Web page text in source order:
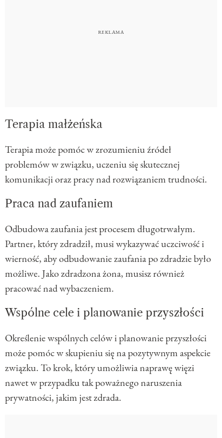
Terapia małżeńska
Terapia może pomóc w zrozumieniu źródeł
problemów w związku, uczeniu się skutecznej
komunikacji oraz pracy nad rozwiązaniem trudności.
Praca nad zaufaniem
Odbudowa zaufania jest procesem długotrwałym.
Partner, który zdradził, musi wykazywać uczciwość i
wierność, aby odbudowanie zaufania po zdradzie było
możliwe. Jako zdradzona żona, musisz również
pracować nad wybaczeniem.
Wspólne cele i planowanie przyszłości
Określenie wspólnych celów i planowanie przyszłości
może pomóc w skupieniu się na pozytywnym aspekcie
związku. To krok, który umożliwia naprawę więzi
nawet w przypadku tak poważnego naruszenia
prywatności, jakim jest zdrada.